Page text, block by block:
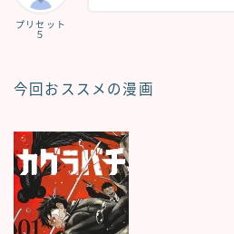
プリセット
５
今回おススメの漫画